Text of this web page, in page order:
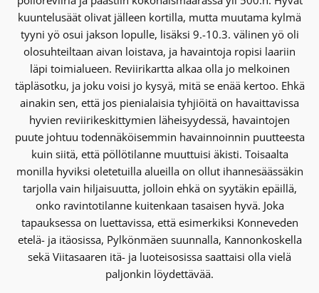
kuuntelusäät olivat jälleen kortilla, mutta muutama kylmä
tyyni yö osui jakson lopulle, lisäksi 9.-10.3. välinen yö oli
olosuhteiltaan aivan loistava, ja havaintoja ropisi laariin
läpi toimialueen. Reviirikartta alkaa olla jo melkoinen
täpläsotku, ja joku voisi jo kysyä, mitä se enää kertoo. Ehkä
ainakin sen, että jos pienialaisia tyhjiöitä on havaittavissa
hyvien reviirikeskittymien läheisyydessä, havaintojen
puute johtuu todennäköisemmin havainnoinnin puutteesta
kuin siitä, että pöllötilanne muuttuisi äkisti. Toisaalta
monilla hyviksi oletetuilla alueilla on ollut ihannesäässäkin
tarjolla vain hiljaisuutta, jolloin ehkä on syytäkin epäillä,
onko ravintotilanne kuitenkaan tasaisen hyvä. Joka
tapauksessa on luettavissa, että esimerkiksi Konneveden
etelä- ja itäosissa, Pylkönmäen suunnalla, Kannonkoskella
sekä Viitasaaren itä- ja luoteisosissa saattaisi olla vielä
paljonkin löydettävää.